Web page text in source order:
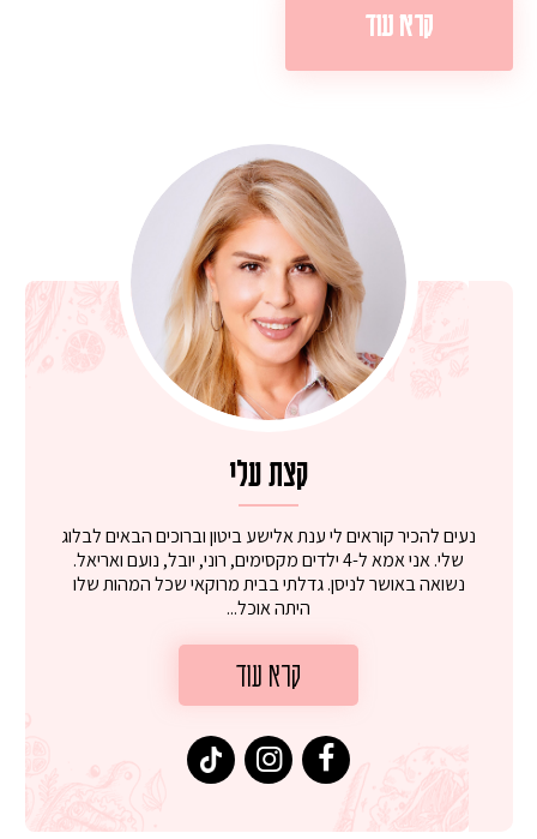
קרא עוד
קצת עלי
נעים להכיר קוראים לי ענת אלישע ביטון וברוכים הבאים לבלוג
שלי. אני אמא ל-4 ילדים מקסימים, רוני, יובל, נועם ואריאל.
נשואה באושר לניסן. גדלתי בבית מרוקאי שכל המהות שלו
היתה אוכל...
קרא עוד